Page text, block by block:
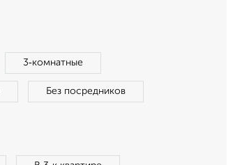
3‑комнатные
Без посредников